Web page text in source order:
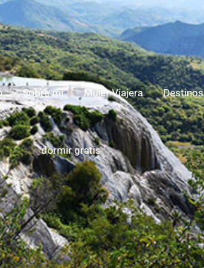
Sobre mi Mujer Viajera Destinos
dormir gratis